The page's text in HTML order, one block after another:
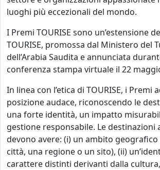
luoghi più eccezionali del mondo.
I Premi TOURISE sono un’estensione
TOURISE, promossa dal Ministero del
dell’Arabia Saudita e annunciata
conferenza stampa virtuale il 22
In linea con l’etica di TOURISE, i Premi
posizione audace, riconoscendo le
una forte identità, un impatto
gestione responsabile. Le destinazioni
devono avere: (i) un ambito
città, una regione o un sito), (ii)
carattere distinti derivanti dalla